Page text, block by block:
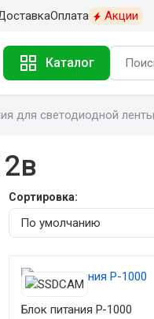
Оплата Акции
Каталог
для светодиодной ленты
Сортировка:
Блок питания P-1000